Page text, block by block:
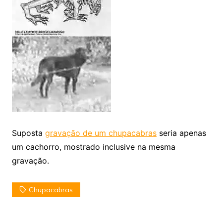
Suposta gravação de um chupacabrasseria apenas
um cachorro, mostrado inclusive na mesma
gravação.
Chupacabras